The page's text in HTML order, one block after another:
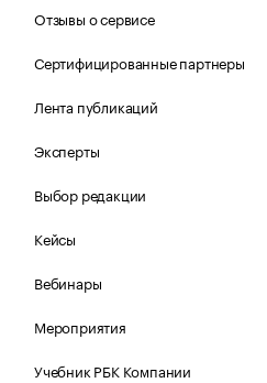
Отзывы о сервисе
Сертифицированные партнеры
Лента публикаций
Эксперты
Выбор редакции
Кейсы
Вебинары
Мероприятия
Учебник РБК Компании